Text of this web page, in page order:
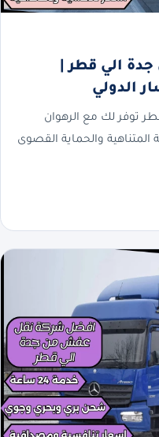
الي قطر |
توفر لك مع الرهوان
والحماية القصوى